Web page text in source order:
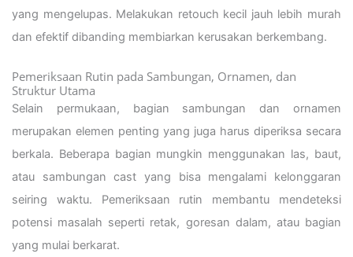
yang mengelupas. Melakukan retouch kecil jauh lebih murah
dan efektif dibanding membiarkan kerusakan berkembang.
Pemeriksaan Rutin pada Sambungan, Ornamen, dan
Struktur Utama
Selain permukaan, bagian sambungan dan ornamen
merupakan elemen penting yang juga harus diperiksa secara
berkala. Beberapa bagian mungkin menggunakan las, baut,
atau sambungan cast yang bisa mengalami kelonggaran
seiring waktu. Pemeriksaan rutin membantu mendeteksi
potensi masalah seperti retak, goresan dalam, atau bagian
yang mulai berkarat.